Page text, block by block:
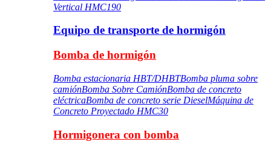
Vertical HMC190
Equipo de transporte de hormigón
Bomba de hormigón
Bomba estacionaria HBT/DHBTBomba pluma sobre
camiónBomba Sobre CamiónBomba de concreto
eléctricaBomba de concreto serie DieselMáquina de
Concreto Proyectado HMC30
Hormigonera con bomba